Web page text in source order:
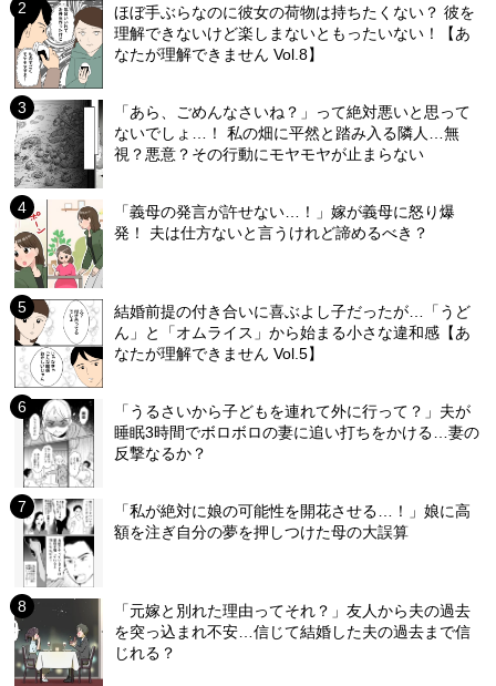
ほぼ手ぶらなのに彼女の荷物は持ちたくない？ 彼を
理解できないけど楽しまないともったいない！【あ
なたが理解できません Vol.8】
「あら、ごめんなさいね？」って絶対悪いと思って
ないでしょ…！ 私の畑に平然と踏み入る隣人…無
視？悪意？その行動にモヤモヤが止まらない
「義母の発言が許せない…！」嫁が義母に怒り爆
発！ 夫は仕方ないと言うけれど諦めるべき？
結婚前提の付き合いに喜ぶよし子だったが…「うど
ん」と「オムライス」から始まる小さな違和感【あ
なたが理解できません Vol.5】
「うるさいから子どもを連れて外に行って？」夫が
睡眠3時間でボロボロの妻に追い打ちをかける…妻の
反撃なるか？
「私が絶対に娘の可能性を開花させる…！」娘に高
額を注ぎ自分の夢を押しつけた母の大誤算
「元嫁と別れた理由ってそれ？」友人から夫の過去
を突っ込まれ不安…信じて結婚した夫の過去まで信
じれる？